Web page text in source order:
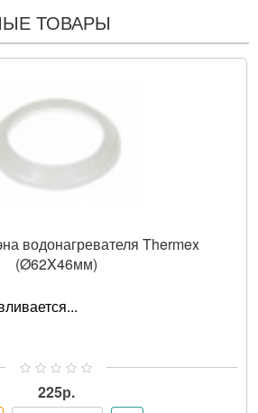
ТОВАРЫ
водонагревателя Thermex
(Ø62X46мм)
225р.